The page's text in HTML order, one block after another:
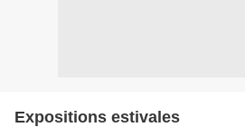
Expositions estivales